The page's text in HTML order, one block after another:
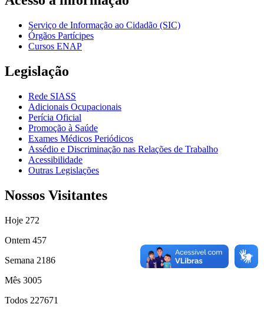
Serviço de Informação ao Cidadão (SIC)
Órgãos Partícipes
Cursos ENAP
Legislação
Rede SIASS
Adicionais Ocupacionais
Perícia Oficial
Promoção à Saúde
Exames Médicos Periódicos
Assédio e Discriminação nas Relações de Trabalho
Acessibilidade
Outras Legislações
Nossos Visitantes
Hoje 272
Ontem 457
Semana 2186
Mês 3005
Todos 227671